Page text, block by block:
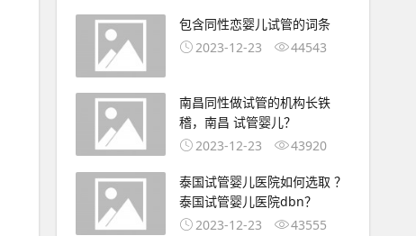
包含同性恋婴儿试管的词条
2023-12-23
44543
南昌同性做试管的机构长铁
稽，南昌 试管婴儿？
2023-12-23
43920
泰国试管婴儿医院如何选取 ？
泰国试管婴儿医院dbn？
2023-12-23
43555